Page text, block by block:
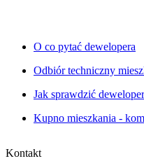
O co pytać dewelopera
Odbiór techniczny
Jak sprawdzić
Kupno mieszkania -
Kontakt